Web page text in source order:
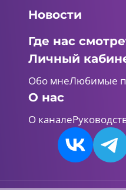
Новости
Где нас
Личный
Обо мнеЛюбимые
О нас
О канале